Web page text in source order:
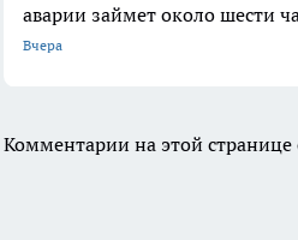
аварии займет около шести
Вчера
Комментарии на этой